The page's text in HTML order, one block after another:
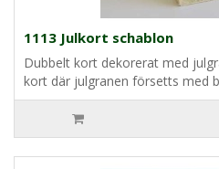
1113 Julkort schablon
Dubbelt kort dekorerat med
kort där julgranen försetts med